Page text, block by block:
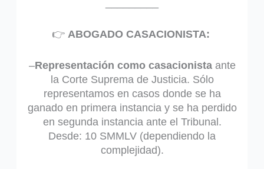
👉 ABOGADO CASACIONISTA:
–Representación como casacionistaante
la Corte Suprema de Justicia. Sólo
representamos en casos donde se ha
ganado en primera instancia y se ha perdido
en segunda instancia ante el Tribunal.
Desde: 10 SMMLV (dependiendo la
complejidad).